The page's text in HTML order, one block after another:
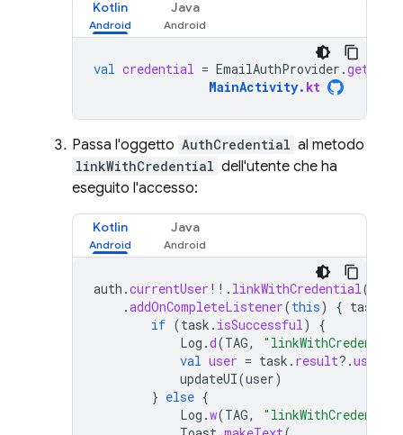
Kotlin Java
val credential = EmailAuthProvider .
MainActivity. kt
Passa l'oggetto AuthCredential al metodo
linkWithCredential dell'utente che ha
eseguito l'accesso:
Kotlin Java
auth .currentUser !! . linkWithCredential(
.addOnCompleteListener(this) { task
if (task . isSuccessful)
{
Log .d(TAG,
val user = task . result?.user
updateUI(user)
} else {
Log .w(TAG,